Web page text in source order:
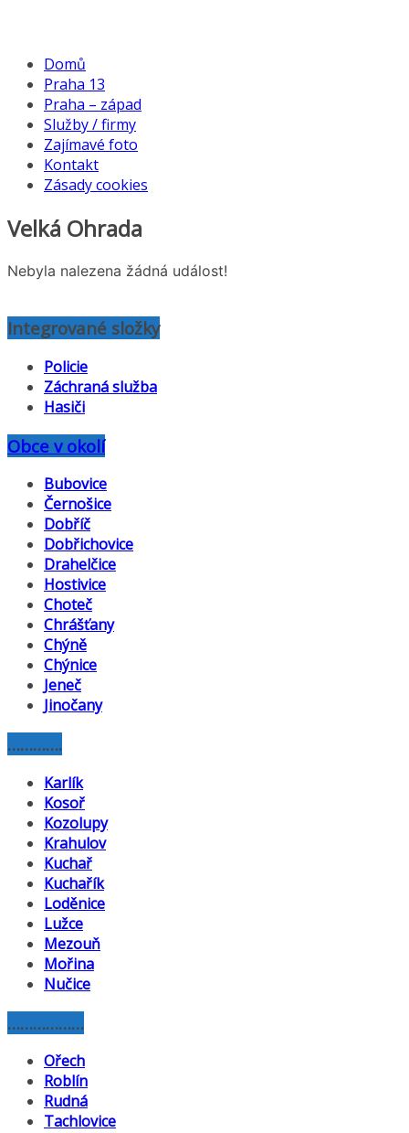
Domů
Praha 13
Praha – západ
Služby / firmy
Zajímavé foto
Kontakt
Zásady cookies
Velká Ohrada
Nebyla nalezena žádná událost!
Integrované složky
Policie
Záchraná služba
Hasiči
Obce v okolí
Bubovice
Černošice
Dobříč
Dobřichovice
Drahelčice
Hostivice
Choteč
Chrášťany
Chýně
Chýnice
Jeneč
Jinočany
………….
Karlík
Kosoř
Kozolupy
Krahulov
Kuchař
Kuchařík
Loděnice
Lužce
Mezouň
Mořina
Nučice
………………
Ořech
Roblín
Rudná
Tachlovice